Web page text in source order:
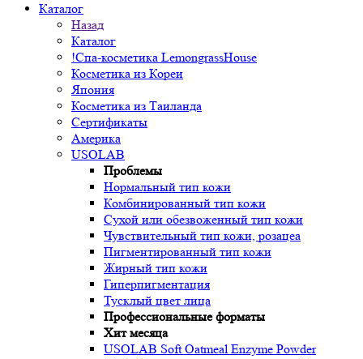
Каталог
Назад
Каталог
!Спа-косметика LemongrassHouse
Косметика из Кореи
Япония
Косметика из Таиланда
Сертификаты
Америка
USOLAB
Проблемы
Нормальный тип кожи
Комбинированный тип кожи
Сухой или обезвоженный тип кожи
Чувствительный тип кожи, розацеа
Пигментированный тип кожи
Жирный тип кожи
Гиперпигментация
Тусклый цвет лица
Профессиональные форматы
Хит месяца
USOLAB Soft Oatmeal Enzyme Powder